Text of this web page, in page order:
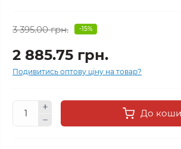
3 395.00 грн. -15%
2 885.75 грн.
Подивитись оптову ціну на товар?
До